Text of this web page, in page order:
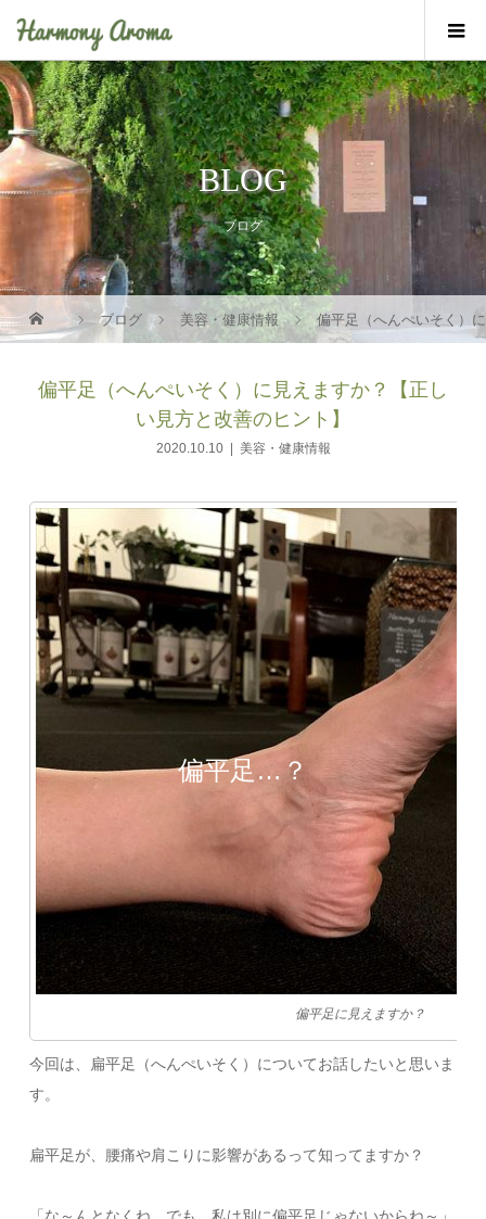
BLOG
ブログ
ブログ 美容・健康情報 偏平足（へんぺいそく）
偏平足（へんぺいそく）に見えますか？【正し
い見方と改善のヒント】
2020.10.10 美容・健康情報
偏平足に見えますか？
偏平足…？
今回は、扁平足（へんぺいそく）についてお話したいと思いま
す。
扁平足が、腰痛や肩こりに影響があるって知ってますか？